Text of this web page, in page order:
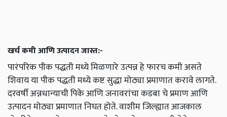
खर्च कमी आणि उत्पादन जास्त:-
पारंपरिक पीक पद्धती मध्ये मिळणारे उत्पन्न हे फारच कमी असते
शिवाय या पीक पद्धती मध्ये कष्ट सुद्धा मोठ्या प्रमाणात करावे लागते.
दरवर्षी अन्नधान्याची पिके आणि जनावरांचा कडबा चे प्रमाण आणि
उत्पादन मोठ्या प्रमाणात निघत होते. वाशीम जिल्ह्यात आजकाल